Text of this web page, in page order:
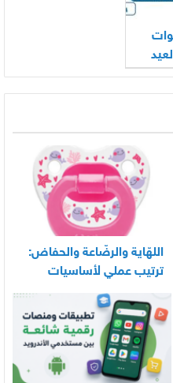
اللهّاية والرضّاعة والحفاض:
ترتيب عملي لأساسيات
العناية اليومية بالرضيع